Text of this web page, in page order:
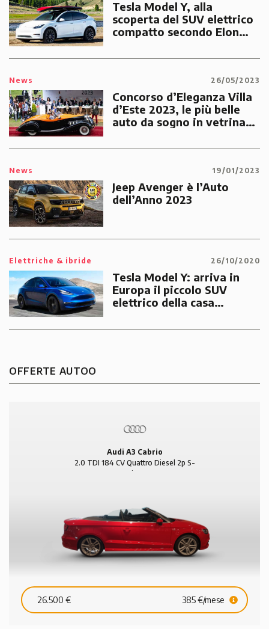
Tesla Model Y, alla
scoperta del SUV elettrico
compatto secondo Elon
News 26/05/2023
Concorso d’Eleganza Villa
d’Este 2023, le più belle
auto da sogno in vetrina
classe
News 19/01/2023
Jeep Avenger è l’Auto
dell’Anno 2023
Elettriche & ibride 26/10/2020
Tesla Model Y: arriva in
Europa il piccolo SUV
elettrico della casa
OFFERTE AUTOO
Audi A3 Cabrio
2.0 TDI 184 CV Quattro Diesel 2p S-
Line
26.500 € 385 €/mese